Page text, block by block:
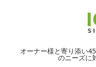
オーナー様と寄り添い
のニーズに